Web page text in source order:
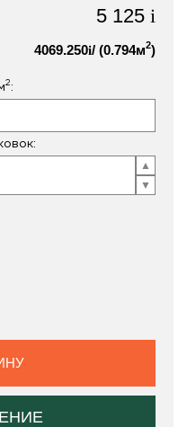
5 125 i
4069.250i/ (0.794м2)
2: